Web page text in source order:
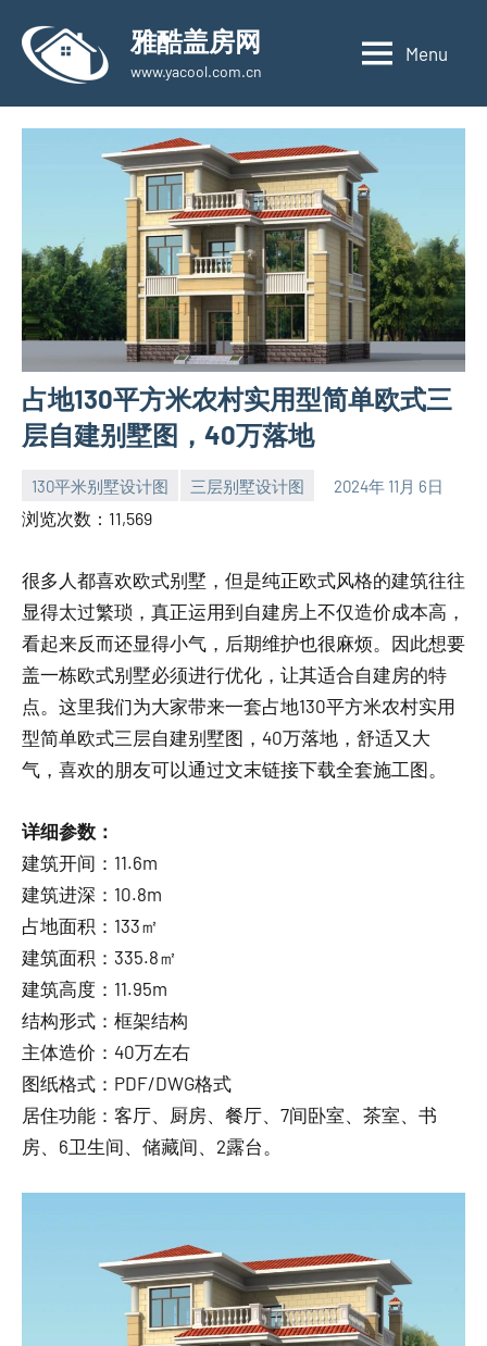
content
雅酷盖房网
www.yacool.com.cn
Menu
占地130平方米农村实用型简单欧式三
层自建别墅图，40万落地
130平米别墅设计图 三层别墅设计图 2024年 11月 6日
yacool
浏览次数：11,569
很多人都喜欢欧式别墅，但是纯正欧式风格的建筑往往
显得太过繁琐，真正运用到自建房上不仅造价成本高，
看起来反而还显得小气，后期维护也很麻烦。因此想要
盖一栋欧式别墅必须进行优化，让其适合自建房的特
点。这里我们为大家带来一套占地130平方米农村实用
型简单欧式三层自建别墅图，40万落地，舒适又大
气，喜欢的朋友可以通过文末链接下载全套施工图。
详细参数：
建筑开间：11.6m
建筑进深：10.8m
占地面积：133㎡
建筑面积：335.8㎡
建筑高度：11.95m
结构形式：框架结构
主体造价：40万左右
图纸格式：PDF/DWG格式
居住功能：客厅、厨房、餐厅、7间卧室、茶室、书
房、6卫生间、储藏间、2露台。